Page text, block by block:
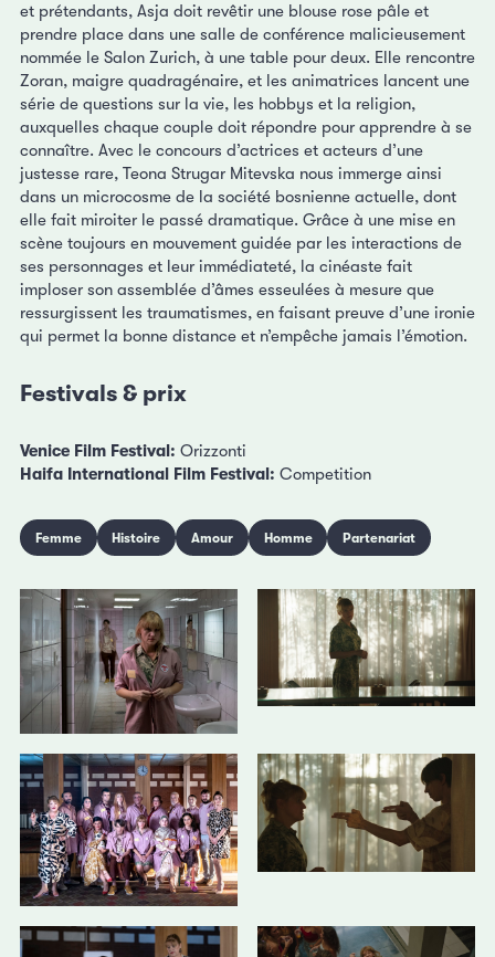
et prétendants, Asja doit revêtir une blouse rose pâle et
prendre place dans une salle de conférence malicieusement
nommée le Salon Zurich, à une table pour deux. Elle rencontre
Zoran, maigre quadragénaire, et les animatrices lancent une
série de questions sur la vie, les hobbys et la religion,
auxquelles chaque couple doit répondre pour apprendre à se
connaître. Avec le concours d’actrices et acteurs d’une
justesse rare, Teona Strugar Mitevska nous immerge ainsi
dans un microcosme de la société bosnienne actuelle, dont
elle fait miroiter le passé dramatique. Grâce à une mise en
scène toujours en mouvement guidée par les interactions de
ses personnages et leur immédiateté, la cinéaste fait
imploser son assemblée d’âmes esseulées à mesure que
ressurgissent les traumatismes, en faisant preuve d’une ironie
qui permet la bonne distance et n’empêche jamais l’émotion.
Festivals & prix
Venice Film Festival: Orizzonti
Haifa International Film Festival: Competition
Femme Histoire Amour Homme Partenariat